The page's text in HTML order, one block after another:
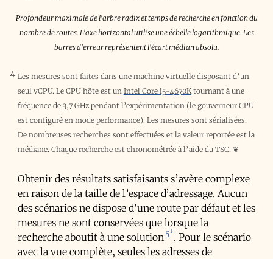
Profondeur maximale de l'arbre radix et temps de recherche en fonction du
nombre de routes. L'axe horizontal utilise une échelle logarithmique. Les
barres d'erreur représentent l'écart médian absolu.
4 Les mesures sont faites dans une machine virtuelle disposant d’un
seul vCPU. Le CPU hôte est un Intel Core i5-4670Ktournant à une
fréquence de 3,7 GHz pendant l’expérimentation (le gouverneur CPU
est configuré en mode performance). Les mesures sont sérialisées.
De nombreuses recherches sont effectuées et la valeur reportée est la
médiane. Chaque recherche est chronométrée à l’aide du TSC. ❦
Obtenir des résultats satisfaisants s’avère complexe
en raison de la taille de l’espace d’adressage. Aucun
des scénarios ne dispose d’une route par défaut et les
mesures ne sont conservées que lorsque la
recherche aboutit à une solution 5 . Pour le scénario
avec la vue complète, seules les adresses de